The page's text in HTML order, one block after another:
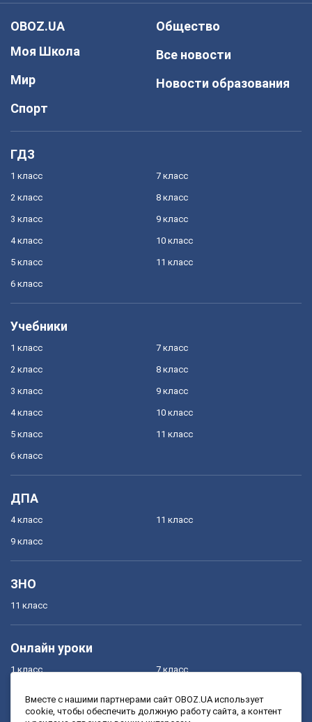
OBOZ.UA
Моя Школа
Мир
Спорт
Общество
Все новости
Новости образования
ГДЗ
1 класс
2 класс
3 класс
4 класс
5 класс
6 класс
7 класс
8 класс
9 класс
10 класс
11 класс
Учебники
1 класс
2 класс
3 класс
4 класс
5 класс
6 класс
7 класс
8 класс
9 класс
10 класс
11 класс
ДПА
4 класс
9 класс
11 класс
ЗНО
11 класс
Онлайн уроки
1 класс
3 класс
7 класс
9 класс
Вместе с нашими партнерами сайт OBOZ.UA использует
cookie, чтобы обеспечить должную работу сайта, а контент